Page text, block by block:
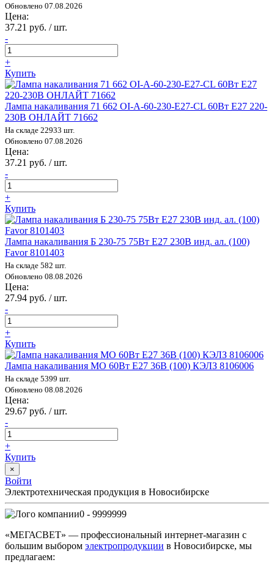
Обновлено 07.08.2026
Цена:
37.21 руб. / шт.
-
+
Купить
Лампа накаливания 71 662 OI-A-60-230-E27-CL 60Вт E27 220-
230В ОНЛАЙТ 71662
На складе 22933 шт.
Обновлено 07.08.2026
Цена:
37.21 руб. / шт.
-
+
Купить
Лампа накаливания Б 230-75 75Вт E27 230В инд. ал. (100)
Favor 8101403
На складе 582 шт.
Обновлено 08.08.2026
Цена:
27.94 руб. / шт.
-
+
Купить
Лампа накаливания МО 60Вт E27 36В (100) КЭЛЗ 8106006
На складе 5399 шт.
Обновлено 08.08.2026
Цена:
29.67 руб. / шт.
-
+
Купить
×
Войти
Электротехническая продукция в Новосибирске
0 - 9999999
«МЕГАСВЕТ» — профессиональный интернет-магазин с
большим выбором электропродукции в Новосибирске, мы
предлагаем: